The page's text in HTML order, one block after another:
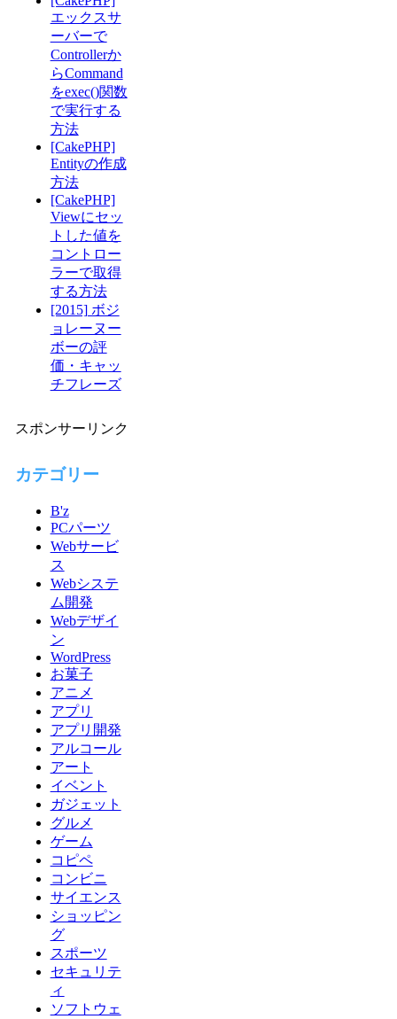
エックスサ
ーバーで
Controllerか
らCommand
をexec()関数
で実行する
方法
[CakePHP]
Entityの作成
方法
[CakePHP]
Viewにセッ
トした値を
コントロー
ラーで取得
する方法
[2015] ボジ
ョレーヌー
ボーの評
価・キャッ
チフレーズ
スポンサーリンク
カテゴリー
B'z
PCパーツ
Webサービ
ス
Webシステ
ム開発
Webデザイ
ン
WordPress
お菓子
アニメ
アプリ
アプリ開発
アルコール
アート
イベント
ガジェット
グルメ
ゲーム
コピペ
コンビニ
サイエンス
ショッピン
グ
スポーツ
セキュリテ
ィ
ソフトウェ